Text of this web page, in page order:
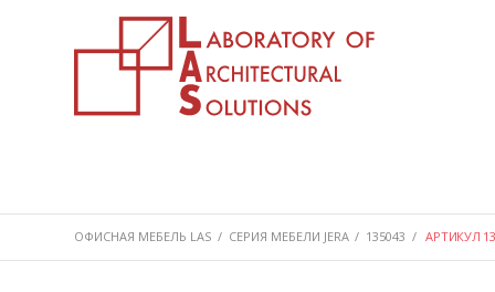
ОФИСНАЯ МЕБЕЛЬ LAS / СЕРИЯ МЕБЕЛИ JERA / 135043 / АРТИКУЛ